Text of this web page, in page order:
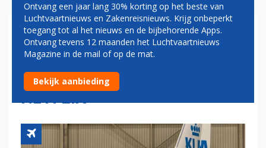
KLM MAAKT EUROPESE WIFI-
PRIJZEN BEKEND: VOOR 12
EURO HEEL DE VLUCHT
NETFLIX
Ontvang een jaar lang 30% korting op het beste van
Luchtvaartnieuws en Zakenreisnieuws. Krijg onbeperkt
toegang tot al het nieuws en de bijbehorende Apps.
Ontvang tevens 12 maanden het Luchtvaartnieuws
Magazine in de mail of op de mat.
Bekijk aanbieding